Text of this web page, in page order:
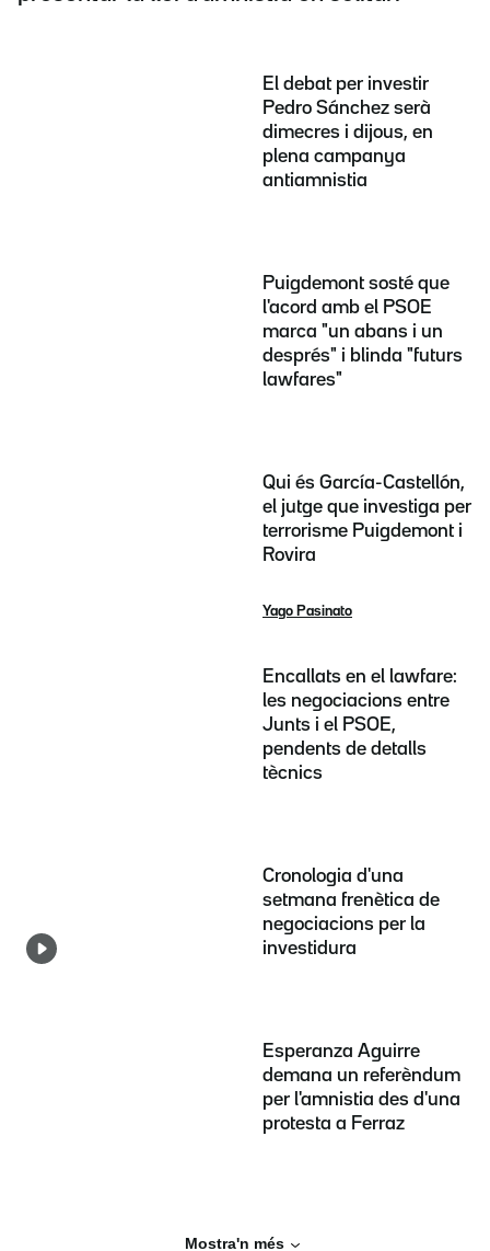
El debat per investir
Pedro Sánchez serà
dimecres i dijous, en
plena campanya
antiamnistia
Puigdemont sosté que
l'acord amb el PSOE
marca "un abans i un
després" i blinda "futurs
lawfares"
Qui és García-Castellón,
el jutge que investiga per
terrorisme Puigdemont i
Rovira
Yago Pasinato
Encallats en el lawfare:
les negociacions entre
Junts i el PSOE,
pendents de detalls
tècnics
Cronologia d'una
setmana frenètica de
negociacions per la
investidura
Esperanza Aguirre
demana un referèndum
per l'amnistia des d'una
protesta a Ferraz
Mostra'n més